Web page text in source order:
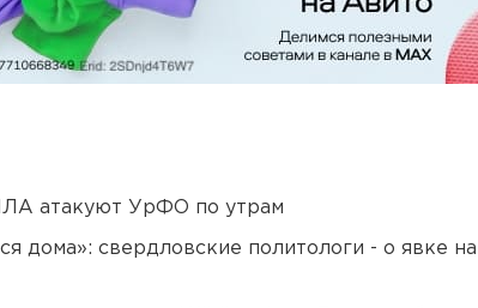
атакуют УрФО по утрам
дома»: свердловские политологи - о явке на